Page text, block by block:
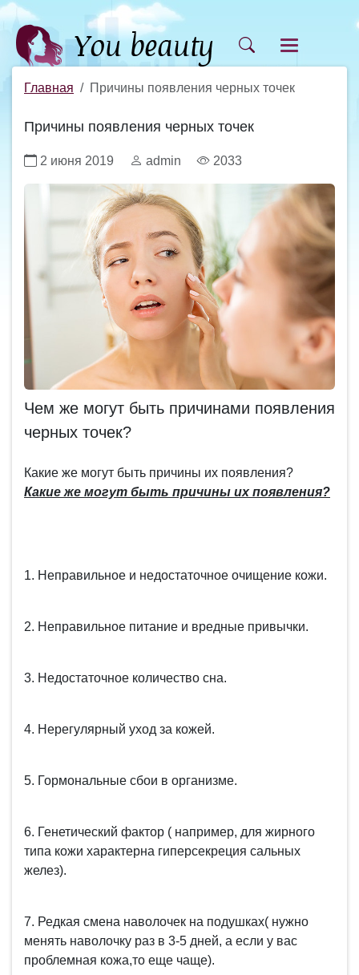
Главная Причины появления черных точек
Причины появления черных точек
2 июня 2019 admin 2033
Чем же могут быть причинами появления
черных точек?
Какие же могут быть причины их появления?
Какие же могут быть причины их появления?
1. Неправильное и недостаточное очищение кожи.
2. Неправильное питание и вредные привычки.
3. Недостаточное количество сна.
4. Нерегулярный уход за кожей.
5. Гормональные сбои в организме.
6. Генетический фактор ( например, для жирного
типа кожи характерна гиперсекреция сальных
желез).
7. Редкая смена наволочек на подушках( нужно
менять наволочку раз в 3-5 дней, а если у вас
проблемная кожа,то еще чаще).